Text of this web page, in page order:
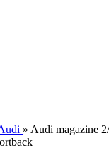
» Audi magazine